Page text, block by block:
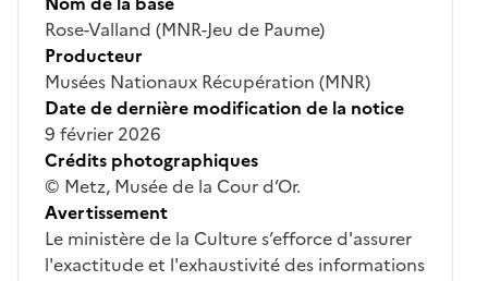
Rose-Valland (MNR-Jeu de Paume)
Producteur
Musées Nationaux Récupération (MNR)
Date de dernière modification de la notice
9 février 2026
Crédits photographiques
© Metz, Musée de la Cour d’Or.
Avertissement
Le ministère de la Culture s’efforce d'assurer
l'exactitude et l'exhaustivité des informations